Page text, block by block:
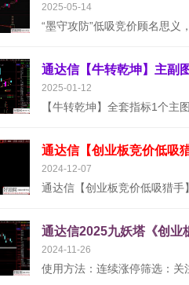
2025-05-14
2025-01-12
通达信【创业板竞价低吸
2024-12-07
通达信2025九妖塔《创业
2024-11-26